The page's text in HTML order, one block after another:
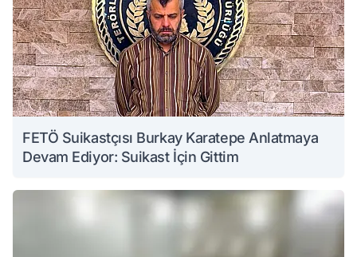
FETÖ Suikastçısı Burkay Karatepe Anlatmaya
Devam Ediyor: Suikast İçin Gittim